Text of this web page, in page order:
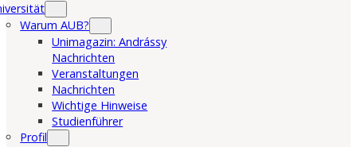
Warum AUB?
Unimagazin: Andrássy
Nachrichten
Veranstaltungen
Nachrichten
Wichtige Hinweise
Studienführer
Profil